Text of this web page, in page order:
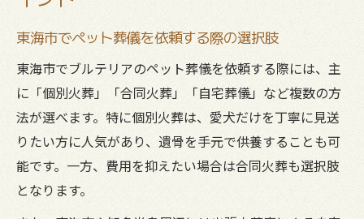
東海市でペット葬儀を依頼する際の選択肢
東海市でブルテリアのペット葬儀を依頼する際には、主
に「個別火葬」「合同火葬」「自宅葬儀」など複数の方
法が選べます。特に個別火葬は、愛犬だけを丁寧に見送
りたい方に人気があり、遺骨を手元で供養することも可
能です。一方、費用を抑えたい場合は合同火葬も選択肢
となります。